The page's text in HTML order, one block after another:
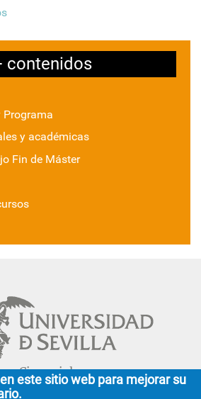
contenidos
Programa
y académicas
Fin de Máster
Cinco siglos
impulsando el
este sitio web para mejorar su